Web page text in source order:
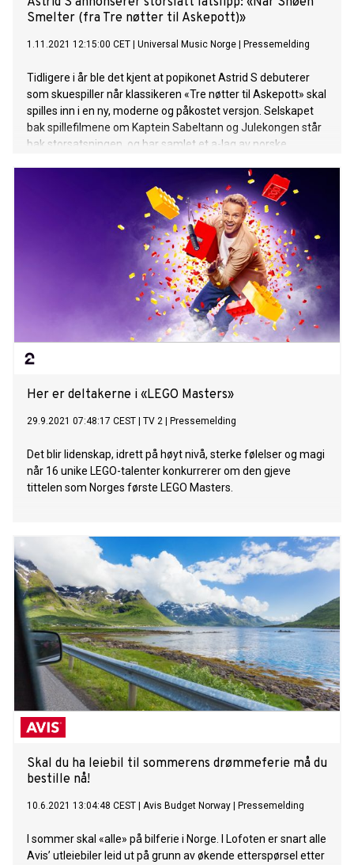
Smelter (fra Tre nøtter til Askepott)»
1.11.2021 12:15:00 CET Universal Music Norge Pressemelding
Tidligere i år ble det kjent at popikonet Astrid S debuterer
som skuespiller når klassikeren «Tre nøtter til Askepott» skal
spilles inn i en ny, moderne og påkostet versjon. Selskapet
bak spillefilmene om Kaptein Sabeltann og Julekongen står
bak storsatsningen, og har samlet et a-lag av norske
julemagi til kinopublikum over hele landet, med
Norgespremiere 12. november. I dag annonserer Astrid S
låten «Når Snøen Smelter (fra Tre nøtter til Askepott)» som
slippes 4. november. En magisk låt hun har skrevet til filmen,
og som er Astrids S´ første originallåt på morsmålet. Låten
er inspirert av Askepotts historie som skildrer hennes
ensomhet etter foreldrenes bortgang. Hun er nedbrutt og
motløs, men samtidig ser man et glimt av hvem hun en
gang var – en mer nysgjerrig og modig Askepott. Man ser
utvikling, og Askepott tør til slutt å stå opp for seg selv. Hør
låten HER fra 4. november kl. 00.01 Om låtslippet sier Astrid:
«Det var veldig spe
Her er deltakerne i «LEGO Masters»
29.9.2021 07:48:17 CEST TV 2 Pressemelding
Det blir lidenskap, idrett på høyt nivå, sterke følelser og magi
når 16 unike LEGO-talenter konkurrerer om den gjeve
tittelen som Norges første LEGO Masters.
Skal du ha leiebil til sommerens drømmeferie må du
bestille nå!
10.6.2021 13:04:48 CEST Avis Budget Norway Pressemelding
I sommer skal «alle» på bilferie i Norge. I Lofoten er snart alle
Avis’ utleiebiler leid ut på grunn av økende etterspørsel etter